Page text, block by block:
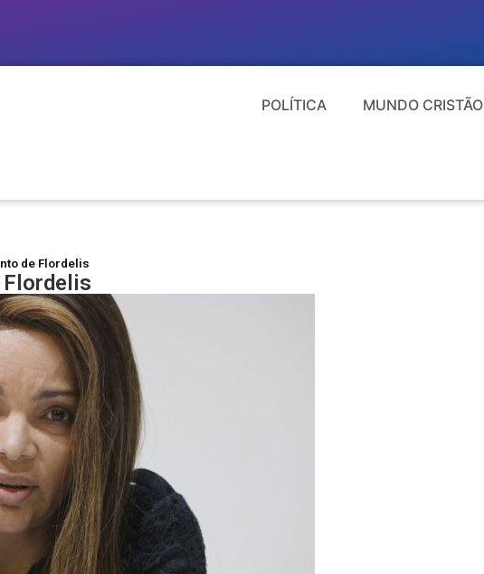
POLÍTICA MUNDO CRISTÃO
de Flordelis